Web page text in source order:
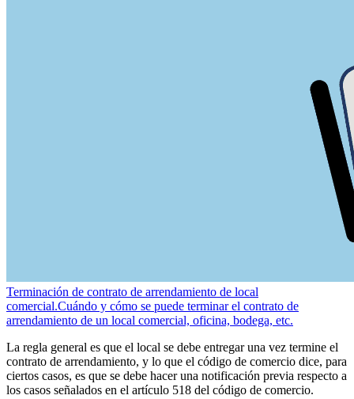
Terminación de contrato de arrendamiento de local
comercial.Cuándo y cómo se puede terminar el contrato de
arrendamiento de un local comercial, oficina, bodega, etc.
La regla general es que el local se debe entregar una vez termine el
contrato de arrendamiento, y lo que el código de comercio dice, para
ciertos casos, es que se debe hacer una notificación previa respecto a
los casos señalados en el artículo 518 del código de comercio.